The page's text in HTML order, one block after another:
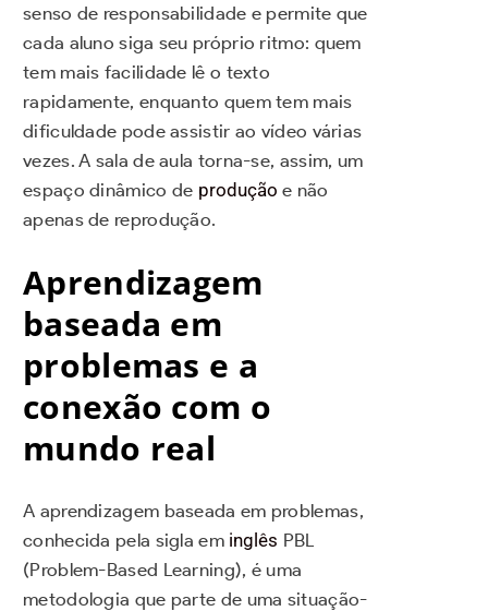
senso de responsabilidade e permite que
cada aluno siga seu próprio ritmo: quem
tem mais facilidade lê o texto
rapidamente, enquanto quem tem mais
dificuldade pode assistir ao vídeo várias
vezes. A sala de aula torna-se, assim, um
espaço dinâmico de produção e não
apenas de reprodução.
Aprendizagem
baseada em
problemas e a
conexão com o
mundo real
A aprendizagem baseada em problemas,
conhecida pela sigla em inglês PBL
(Problem-Based Learning), é uma
metodologia que parte de uma situação-